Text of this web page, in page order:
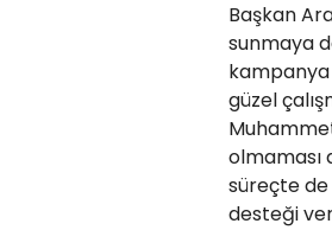
Başkan
sunmaya
kampanya
güzel
olmaması
süreçte de
desteği